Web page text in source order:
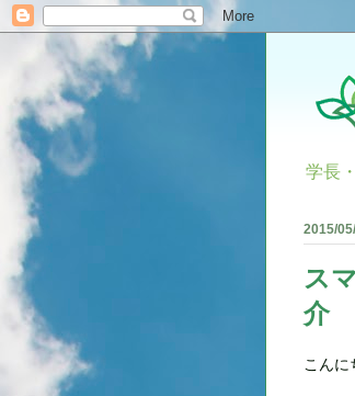
学長
2015/
ス
介
こんに